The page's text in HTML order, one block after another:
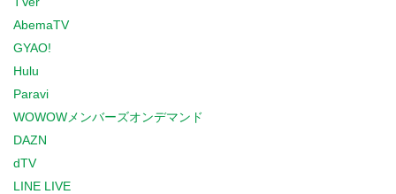
AbemaTV
GYAO!
Hulu
Paravi
WOWOWメンバーズオンデマンド
DAZN
dTV
LINE LIVE